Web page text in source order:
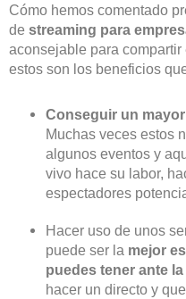
Cómo hemos comentado
de streaming para
aconsejable para
estos son los beneficios
Conseguir un
Muchas veces estos
algunos eventos y
vivo hace su labor,
espectadores
Hacer uso de unos
puede ser la mejor
puedes tener ante
hacer un directo y